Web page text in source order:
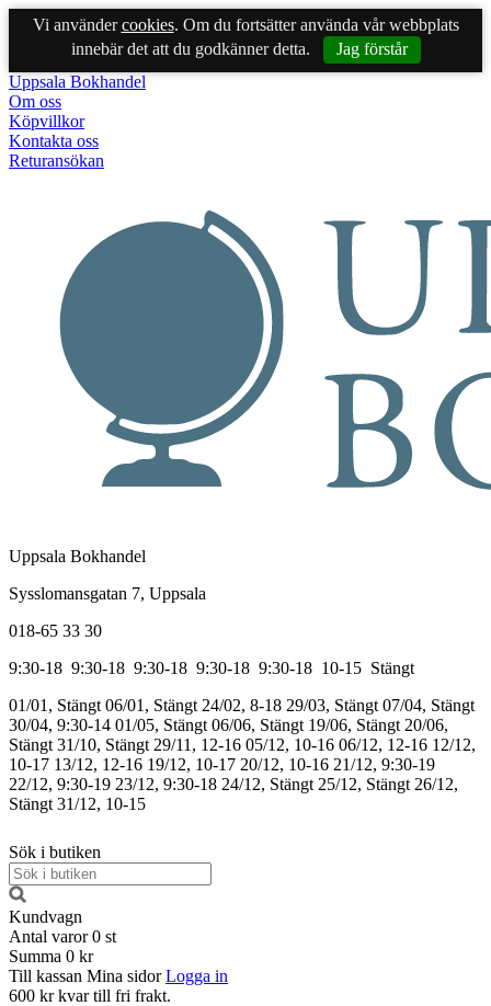
Vi användercookies. Om du fortsätter använda vår webbplats
innebär det att du godkänner detta.
Jag förstår
Uppsala Bokhandel
Om oss
Köpvillkor
Kontakta oss
Returansökan
Uppsala Bokhandel
Sysslomansgatan 7, Uppsala
018-65 33 30
9:30-18 9:30-18 9:30-18 9:30-18 9:30-18 10-15 Stängt
01/01, Stängt 06/01, Stängt 24/02, 8-18 29/03, Stängt 07/04, Stängt
30/04, 9:30-14 01/05, Stängt 06/06, Stängt 19/06, Stängt 20/06,
Stängt 31/10, Stängt 29/11, 12-16 05/12, 10-16 06/12, 12-16 12/12,
10-17 13/12, 12-16 19/12, 10-17 20/12, 10-16 21/12, 9:30-19
22/12, 9:30-19 23/12, 9:30-18 24/12, Stängt 25/12, Stängt 26/12,
Stängt 31/12, 10-15
Sök i butiken
Kundvagn
Antal varor 0 st
Summa 0 kr
Till kassan Mina sidor Logga in
600 kr kvar till fri frakt.